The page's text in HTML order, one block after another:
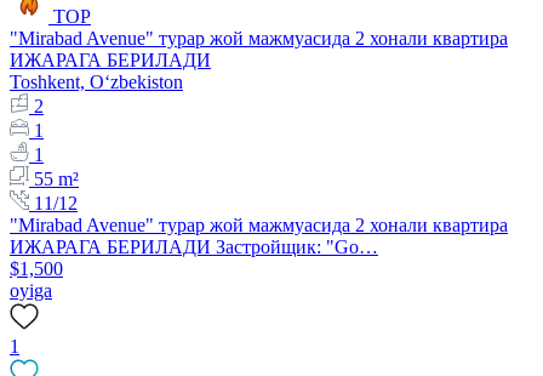
TOP
​"Mirabad Avenue" турар жой мажмуасида 2 хонали квартира
ИЖАРАГА БЕРИЛАДИ
Toshkent, Oʻzbekiston
2
1
1
55 m²
11/12
​"Mirabad Avenue" турар жой мажмуасида 2 хонали квартира
ИЖАРАГА БЕРИЛАДИ Застройщик: "Go…
$1,500
oyiga
1